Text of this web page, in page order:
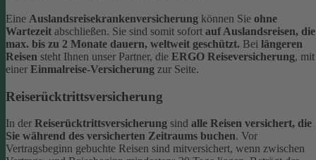
Eine Auslandsreisekrankenversicherung können Sie ohne
Wartezeit abschließen. Sie sind somit sofort auf Auslandsreisen, die
max. bis zu 2 Monate dauern, weltweit geschützt. Bei längeren
Reisen steht Ihnen unser Partner, die ERGO Reiseversicherung, mit
einer Einmalreise-Versicherung zur Seite.
Reiserücktrittsversicherung
In der Reiserücktrittsversicherung sind alle Reisen versichert, die
Sie während des versicherten Zeitraums buchen. Vor
Vertragsbeginn gebuchte Reisen sind mitversichert, wenn zwischen